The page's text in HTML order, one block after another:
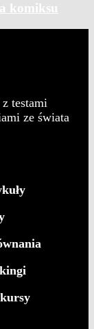
komiksu
testami
ze świata